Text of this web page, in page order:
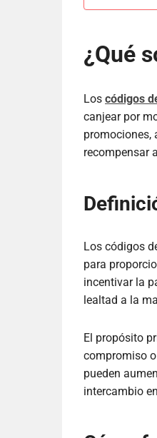
¿Qué
Los códigos
canjear por
promociones,
recompensar
Los códigos
para
incentivar la
lealtad a la
El propósito
compromiso
pueden
intercambio